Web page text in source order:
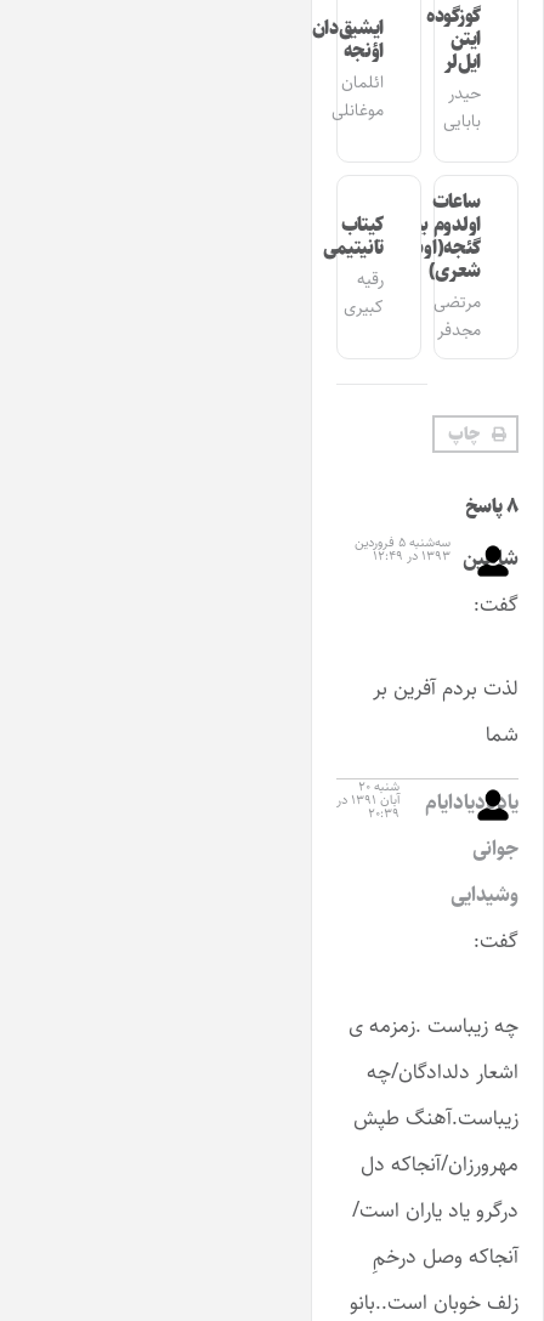
گوزگوده
ایتن
ایل‌لر
حیدر
بابایی
ایشیق‌دان
اؤنجه
ائلمان
موغانلی
ساعات
اولدوم بیر
گئجه(اوشاق
شعری)
مرتضی
مجدفر
کیتاب
تانیتیمی
رقیه
کبیری
چاپ
۸ پاسخ
شاهین
گفت:
سه‌شنبه ۵ فروردین
۱۳۹۳ در ۱۲:۴۹
لذت بردم آفرین بر
شما
یادبادیادایام
جوانی
وشیدایی
گفت:
شنبه ۲۰
آبان ۱۳۹۱ در
۲۰:۳۹
چه زیباست .زمزمه ی
اشعار دلدادگان/چه
زیباست.آهنگ طپش
مهرورزان/آنجاکه دل
درگرو یاد یاران است/
آنجاکه وصل درخمِ
زلف خوبان است..بانو